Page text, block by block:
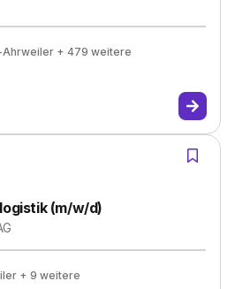
Ahrweiler + 479 weitere
(m/w/d)
+ 9 weitere